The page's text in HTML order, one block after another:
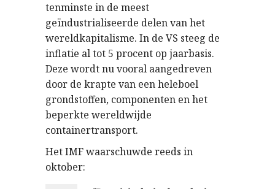
tenminste in de meest
geïndustrialiseerde delen van het
wereldkapitalisme. In de VS steeg de
inflatie al tot 5 procent op jaarbasis.
Deze wordt nu vooral aangedreven
door de krapte van een heleboel
grondstoffen, componenten en het
beperkte wereldwijde
containertransport.
Het IMF waarschuwde reeds in
oktober: